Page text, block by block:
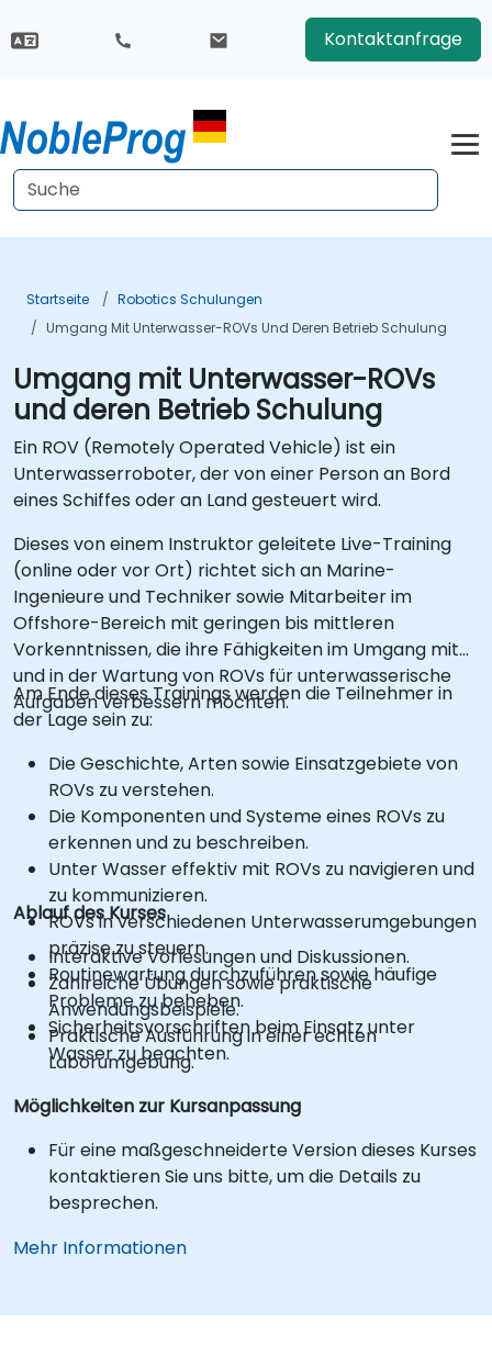
Kontaktanfrage
Startseite
Robotics Schulungen
Umgang Mit Unterwasser-ROVs Und Deren Betrieb Schulung
Umgang mit Unterwasser-ROVs
und deren Betrieb Schulung
Ein ROV (Remotely Operated Vehicle) ist ein
Unterwasserroboter, der von einer Person an Bord
eines Schiffes oder an Land gesteuert wird.
Dieses von einem Instruktor geleitete Live-Training
(online oder vor Ort) richtet sich an Marine-
Ingenieure und Techniker sowie Mitarbeiter im
Offshore-Bereich mit geringen bis mittleren
Vorkenntnissen, die ihre Fähigkeiten im Umgang mit
und in der Wartung von ROVs für unterwasserische
Aufgaben verbessern möchten.
Am Ende dieses Trainings werden die Teilnehmer in
der Lage sein zu:
Die Geschichte, Arten sowie Einsatzgebiete von
ROVs zu verstehen.
Die Komponenten und Systeme eines ROVs zu
erkennen und zu beschreiben.
Unter Wasser effektiv mit ROVs zu navigieren und
zu kommunizieren.
ROVs in verschiedenen Unterwasserumgebungen
präzise zu steuern.
Routinewartung durchzuführen sowie häufige
Probleme zu beheben.
Sicherheitsvorschriften beim Einsatz unter
Wasser zu beachten.
Ablauf des Kurses
Interaktive Vorlesungen und Diskussionen.
Zahlreiche Übungen sowie praktische
Anwendungsbeispiele.
Praktische Ausführung in einer echten
Laborumgebung.
Möglichkeiten zur Kursanpassung
Für eine maßgeschneiderte Version dieses Kurses
kontaktieren Sie uns bitte, um die Details zu
besprechen.
Mehr Informationen